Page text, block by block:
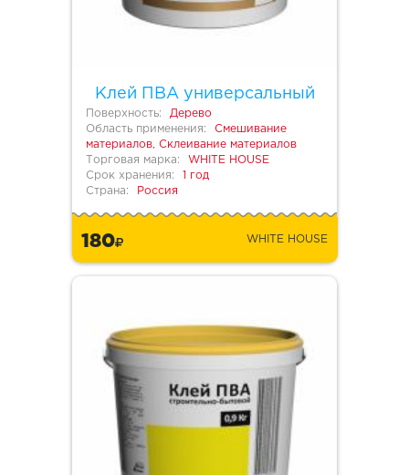
Клей ПВА универсальный
Поверхность:
Дерево
Область применения:
Смешивание
материалов, Склеивание материалов
Торговая марка:
WHITE HOUSE
Срок хранения:
1 год
Страна:
Россия
180 WHITE HOUSE